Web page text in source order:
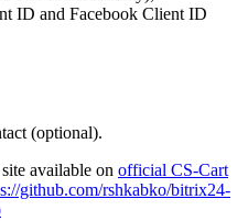
ID and Facebook Client ID
(optional).
available on official CS-Cart
github.com/rshkabko/bitrix24-